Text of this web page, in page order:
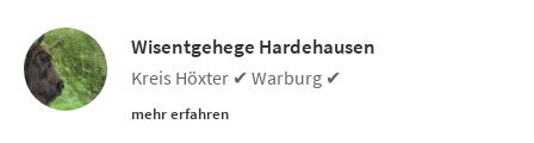
Wisentgehege Hardehausen
Kreis Höxter ✔ Warburg ✔
mehr erfahren